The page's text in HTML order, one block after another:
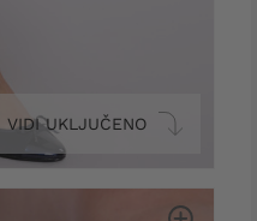
VIDI UKLJUČENO